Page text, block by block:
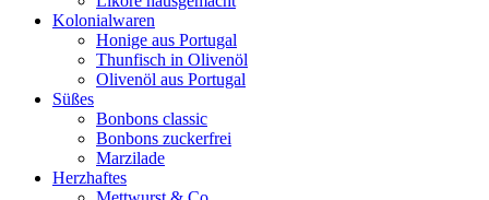
Kolonialwaren
Honige aus Portugal
Thunfisch in Olivenöl
Olivenöl aus Portugal
Süßes
Bonbons classic
Bonbons zuckerfrei
Marzilade
Herzhaftes